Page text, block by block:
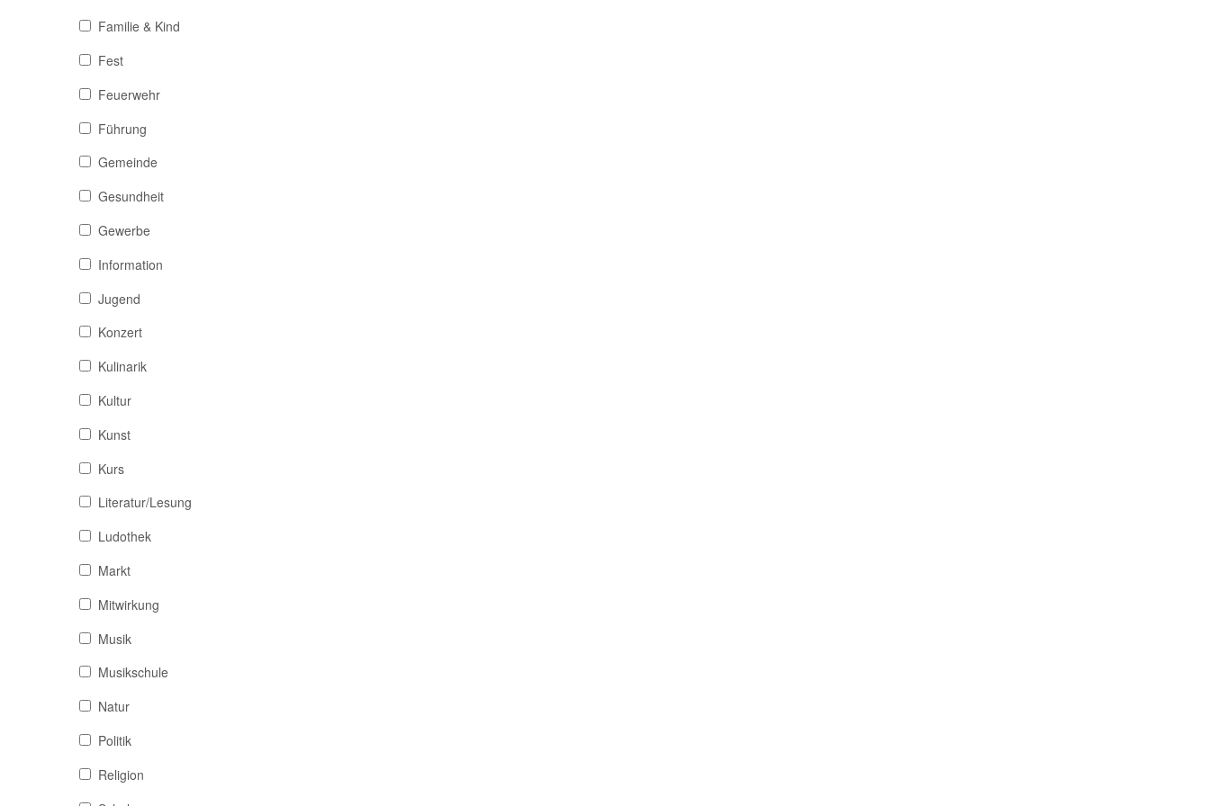
Familie & Kind
Fest
Feuerwehr
Führung
Gemeinde
Gesundheit
Gewerbe
Information
Jugend
Konzert
Kulinarik
Kultur
Kunst
Kurs
Literatur/Lesung
Ludothek
Markt
Mitwirkung
Musik
Musikschule
Natur
Politik
Religion